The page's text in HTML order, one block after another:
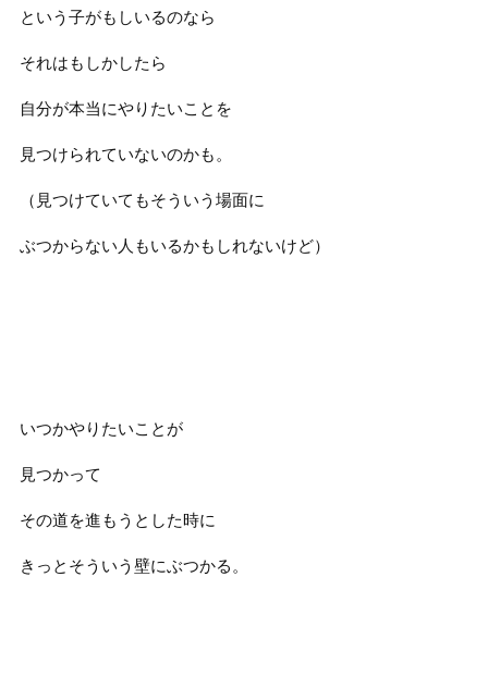
という子がもしいるのなら
それはもしかしたら
自分が本当にやりたいことを
見つけられていないのかも。
（見つけていてもそういう場面に
ぶつからない人もいるかもしれないけど）
いつかやりたいことが
見つかって
その道を進もうとした時に
きっとそういう壁にぶつかる。